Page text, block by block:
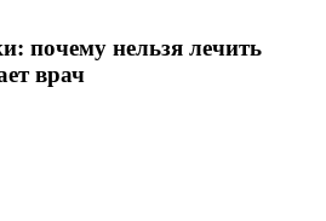
почему нельзя лечить
врач